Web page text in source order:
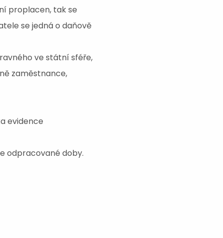
proplacen, tak se
se jedná o daňově
ve státní sféře,
zaměstnance,
evidence
odpracované doby.